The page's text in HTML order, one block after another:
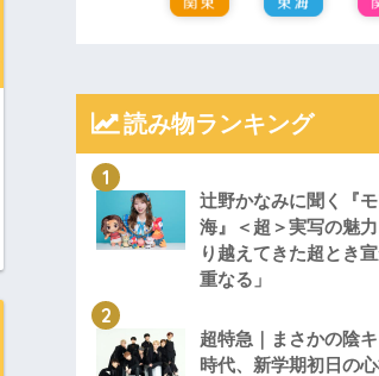
読み物ランキング
辻野かなみに聞く『
海』＜超＞実写の魅
り越えてきた超とき
重なる」
超特急｜まさかの陰
時代、新学期初日の